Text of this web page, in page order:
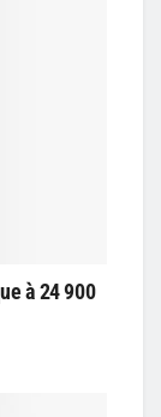
à 24 900